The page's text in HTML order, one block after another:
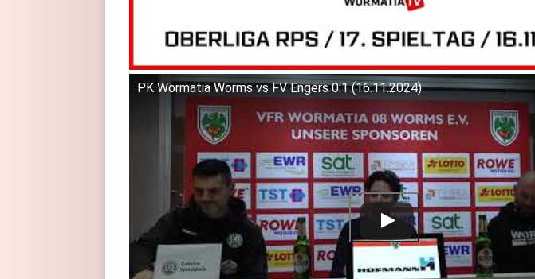
PK Wormatia Worms vs FV Engers 0:1 (16.11.2024)